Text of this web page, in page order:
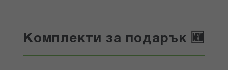
Комплекти за подарък 🆕